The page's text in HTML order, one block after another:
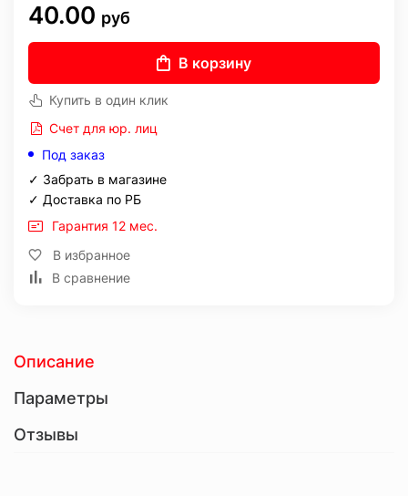
40.00 руб
В корзину
Купить в один клик
Счет для юр. лиц
Под заказ
✓ Забрать в магазине
✓ Доставка по РБ
Гарантия 12 мес.
В избранное
В сравнение
Описание
Параметры
Отзывы